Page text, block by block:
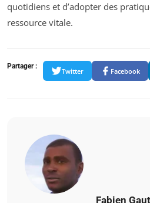
quotidiens et d’adopter des
ressource vitale.
Partager :
Twitter Facebook
Fabien